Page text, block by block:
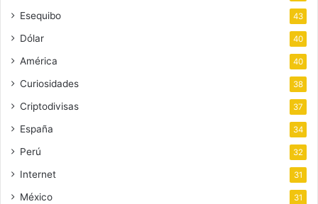
Esequibo 43
Dólar 40
América 40
Curiosidades 38
Criptodivisas 37
España 34
Perú 32
Internet 31
México 31